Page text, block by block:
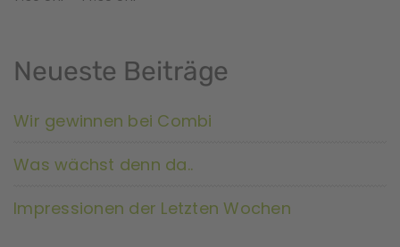
Neueste Beiträge
Wir gewinnen bei Combi
Was wächst denn da..
Impressionen der Letzten Wochen